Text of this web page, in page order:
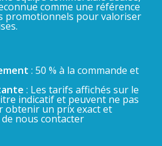
comme une référence
promotionnels pour valoriser
: 50 % à la commande et
: Les tarifs affichés sur le
indicatif et peuvent ne pas
obtenir un prix exact et
nous contacter